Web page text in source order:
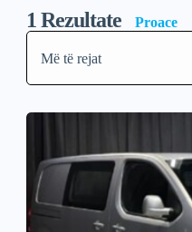
1 Rezultate Proace
Më të rejat